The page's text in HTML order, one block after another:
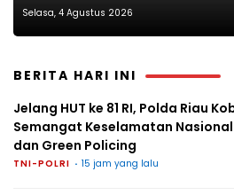
Selasa, 4 Agustus 2026
BERITA HARI INI
Jelang HUT ke 81 RI, Polda Riau
Semangat Keselamatan
dan Green Policing
TNI-POLRI 15 jam yang lalu